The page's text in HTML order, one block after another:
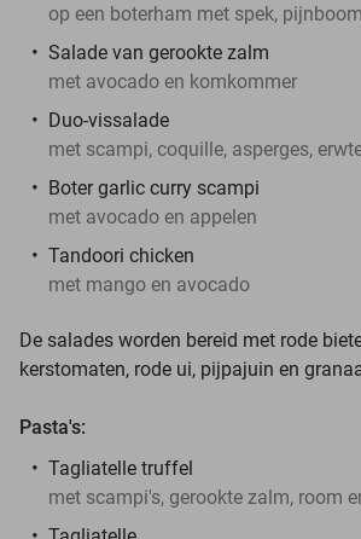
op een boterham met spek,
Salade van gerookte zalm
met avocado en komkommer
Duo-vissalade
met scampi, coquille, asperges,
Boter garlic curry scampi
met avocado en appelen
Tandoori chicken
met mango en avocado
De salades worden bereid met rode
kerstomaten, rode ui, pijpajuin en
Pasta's:
Tagliatelle truffel
met scampi's, gerookte zalm, room